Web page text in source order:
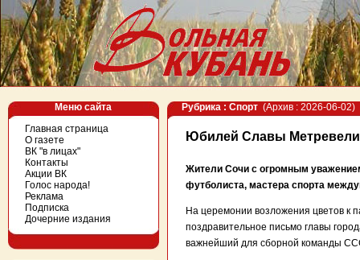
Меню сайта
Главная страница
О газете
ВК "в лицах"
Контакты
Акции ВК
Голос народа!
Реклама
Подписка
Дочерние издания
Рубрика : Спорт (Архив : 2026-06-02)
Юбилей Славы Метревели
Жители Сочи с огромным
футболиста, мастера спорта
На церемонии возложения цветов к
поздравительное письмо главы
важнейший для сборной команды